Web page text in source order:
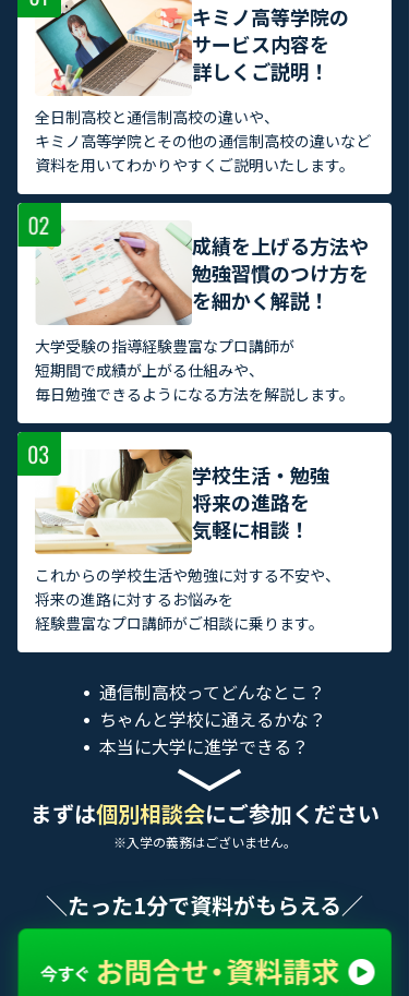
キミノ高等学院の
サービス内容を
詳しくご説明！
全日制高校と通信制高校の違いや、
キミノ高等学院とその他の通信制高校の違いなど
資料を用いてわかりやすくご説明いたします。
成績を上げる方法や
勉強習慣のつけ方を
を細かく解説！
大学受験の指導経験豊富なプロ講師が
短期間で成績が上がる仕組みや、
毎日勉強できるようになる方法を解説します。
学校生活・勉強
将来の進路を
気軽に相談！
これからの学校生活や勉強に対する不安や、
将来の進路に対するお悩みを
経験豊富なプロ講師がご相談に乗ります。
通信制高校ってどんなとこ？
ちゃんと学校に通えるかな？
本当に大学に進学できる？
まずは個別相談会にご参加ください
※入学の義務はございません。
＼たった1分で資料がもらえる／